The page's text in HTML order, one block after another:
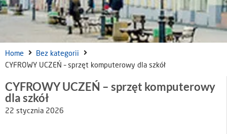
Home
Bez kategorii
CYFROWY UCZEŃ – sprzęt komputerowy dla szkół
CYFROWY UCZEŃ – sprzęt komputerowy
dla szkół
22 stycznia 2026